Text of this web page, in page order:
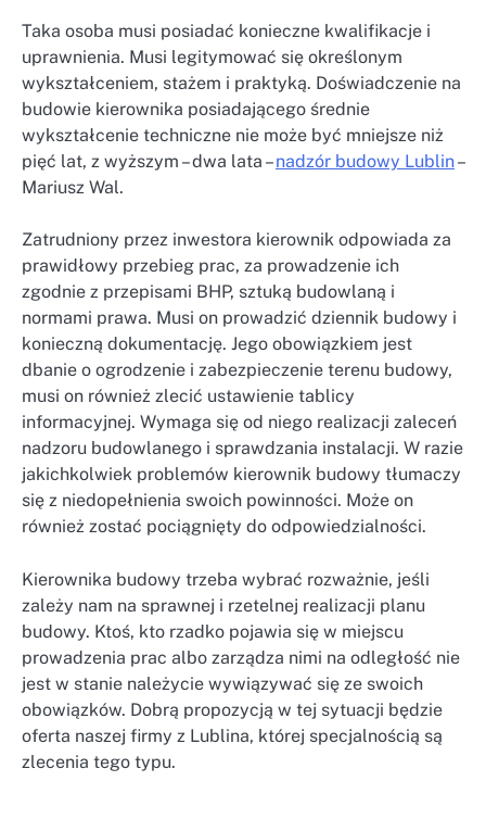
Taka osoba musi posiadać konieczne kwalifikacje i
uprawnienia. Musi legitymować się określonym
wykształceniem, stażem i praktyką. Doświadczenie na
budowie kierownika posiadającego średnie
wykształcenie techniczne nie może być mniejsze niż
pięć lat, z wyższym – dwa lata –nadzór budowy Lublin–
Mariusz Wal.
Zatrudniony przez inwestora kierownik odpowiada za
prawidłowy przebieg prac, za prowadzenie ich
zgodnie z przepisami BHP, sztuką budowlaną i
normami prawa. Musi on prowadzić dziennik budowy i
konieczną dokumentację. Jego obowiązkiem jest
dbanie o ogrodzenie i zabezpieczenie terenu budowy,
musi on również zlecić ustawienie tablicy
informacyjnej. Wymaga się od niego realizacji zaleceń
nadzoru budowlanego i sprawdzania instalacji. W razie
jakichkolwiek problemów kierownik budowy tłumaczy
się z niedopełnienia swoich powinności. Może on
również zostać pociągnięty do odpowiedzialności.
Kierownika budowy trzeba wybrać rozważnie, jeśli
zależy nam na sprawnej i rzetelnej realizacji planu
budowy. Ktoś, kto rzadko pojawia się w miejscu
prowadzenia prac albo zarządza nimi na odległość nie
jest w stanie należycie wywiązywać się ze swoich
obowiązków. Dobrą propozycją w tej sytuacji będzie
oferta naszej firmy z Lublina, której specjalnością są
zlecenia tego typu.